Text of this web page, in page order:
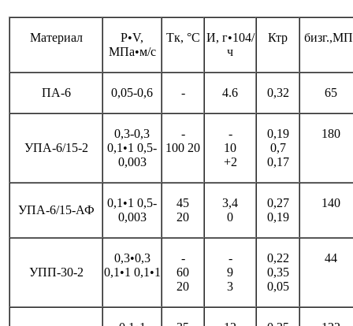
Материал
P•V,
МПа•м/с
Тк, °C И, г•104/
ч
Ктр
ПА-6 0,05-0,6 - 4.6 0,32 65
УПА-6/15-2
0,3-0,3
0,1•1 0,5-
0,003
-
100 20
-
10
+2
0,19
0,7
0,17
180
УПА-6/15-АФ
0,1•1 0,5-
0,003
45
20
3,4
0
0,27
0,19
140
УПП-30-2
0,3•0,3
0,1•1 0,1•1
-
60
20
-
9
3
0,22
0,35
0,05
44